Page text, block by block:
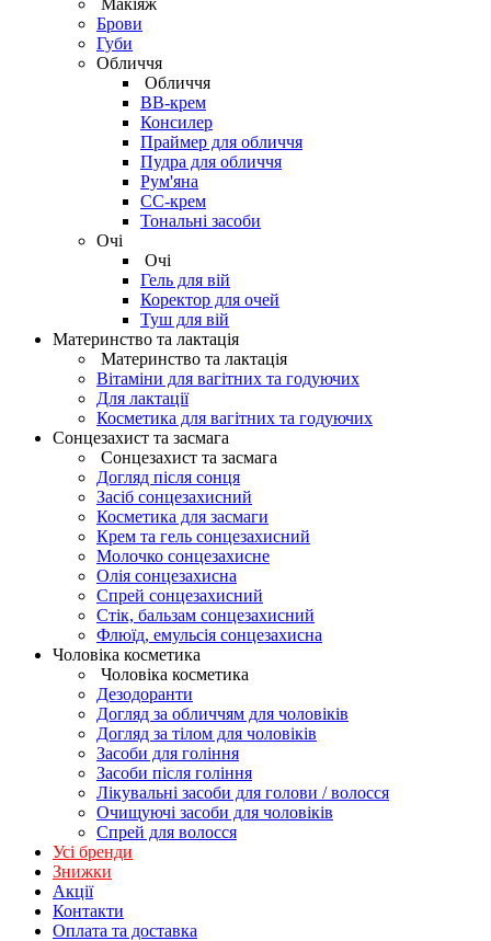
Брови
Губи
Обличчя
Обличчя
BB-крем
Консилер
Праймер для обличчя
Пудра для обличчя
Рум'яна
СС-крем
Тональні засоби
Очі
Очі
Гель для вій
Коректор для очей
Туш для вій
Материнство та лактація
Материнство та лактація
Вітаміни для вагітних та годуючих
Для лактації
Косметика для вагітних та годуючих
Сонцезахист та засмага
Сонцезахист та засмага
Догляд після сонця
Засіб сонцезахисний
Косметика для засмаги
Крем та гель сонцезахисний
Молочко сонцезахисне
Олія сонцезахисна
Спрей сонцезахисний
Стік, бальзам сонцезахисний
Флюїд, емульсія сонцезахисна
Чоловіка косметика
Чоловіка косметика
Дезодоранти
Догляд за обличчям для чоловіків
Догляд за тілом для чоловіків
Засоби для гоління
Засоби після гоління
Лікувальні засоби для голови / волосся
Очищуючі засоби для чоловіків
Спрей для волосся
Усі бренди
Знижки
Акції
Контакти
Оплата та доставка